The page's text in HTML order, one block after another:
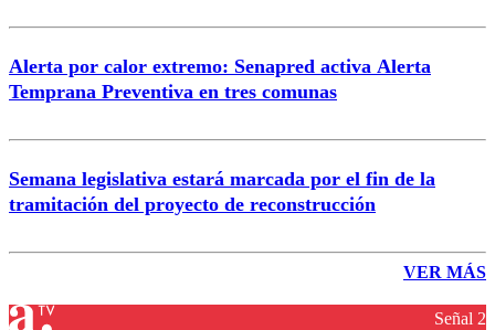
Alerta por calor extremo: Senapred activa Alerta
Temprana Preventiva en tres comunas
Semana legislativa estará marcada por el fin de la
tramitación del proyecto de reconstrucción
VER MÁS
Señal 2